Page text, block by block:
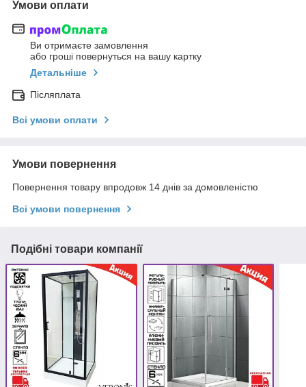
Умови оплати
Ви отримаєте замовлення
або гроші повернуться на вашу картку
Детальніше
Післяплата
Всі умови оплати
Умови повернення
Повернення товару впродовж 14 днів за домовленістю
Всі умови повернення
Подібні товари компанії